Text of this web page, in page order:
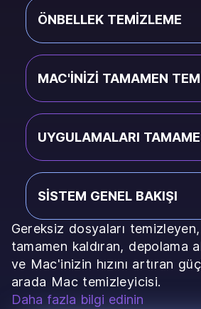
ÖNBELLEK TEMIZLEME
MAC'INIZI TAMAMEN
UYGULAMALARI
SISTEM GENEL BAKIŞI
Gereksiz dosyaları
tamamen kaldıran, depolama
ve Mac'inizin hızını artıran
arada Mac temizleyicisi.
Daha fazla bilgi edinin